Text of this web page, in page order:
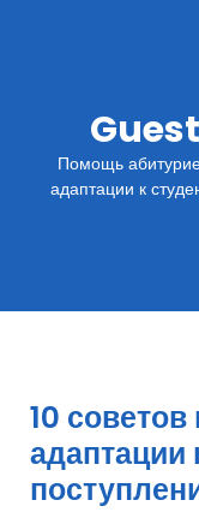
Помощь
адаптации к
10
адаптации